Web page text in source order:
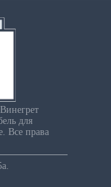
для
Все права